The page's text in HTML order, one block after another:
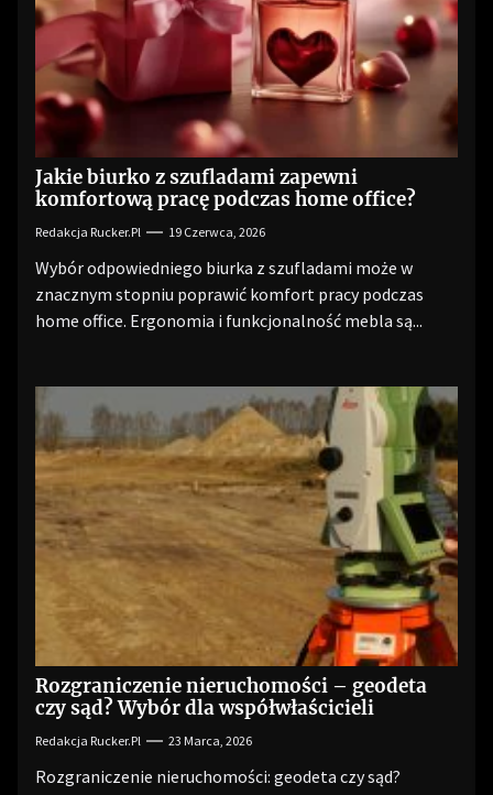
Jakie biurko z szufladami zapewni
komfortową pracę podczas home office?
Redakcja Rucker.pl 19 Czerwca, 2026
Wybór odpowiedniego biurka z szufladami może w
znacznym stopniu poprawić komfort pracy podczas
home office. Ergonomia i funkcjonalność mebla są...
Rozgraniczenie nieruchomości – geodeta
czy sąd? Wybór dla współwłaścicieli
Redakcja Rucker.pl 23 Marca, 2026
Rozgraniczenie nieruchomości: geodeta czy sąd?